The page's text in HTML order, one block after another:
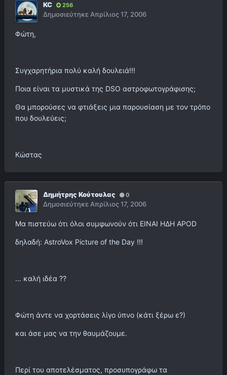
KC 256
ΔημοσιεύτηκεΑπρίλιος 17, 2006
Φώτη,
Συγχαρητήρια πολύ καλή δουλειά!!!
Ποια είναι τα μυστικά της DSO αστροφωτογράφισης;
Θα μπορούσες να φτιάξεις μια παρουσίαση με τον τρόπο
που δουλεύεις;
Κώστας
Δημήτρης Κούτουλας 0
ΔημοσιεύτηκεΑπρίλιος 17, 2006
Μα πιστεύω ότι όλοι συμφωνούν ότι ΕΙΝΑΙ ΗΔΗ APOD
δηλαδή: AstroVox Picture of the Day !!!
... καλή ιδέα ??
Φώτη άντε να χορτάσεις λίγο ύπνο (κάτι ξέρω ε?)
και άσε μας να την θαυμάζουμε.
Περί του αποτελέσματος, προσυπογράφω τα